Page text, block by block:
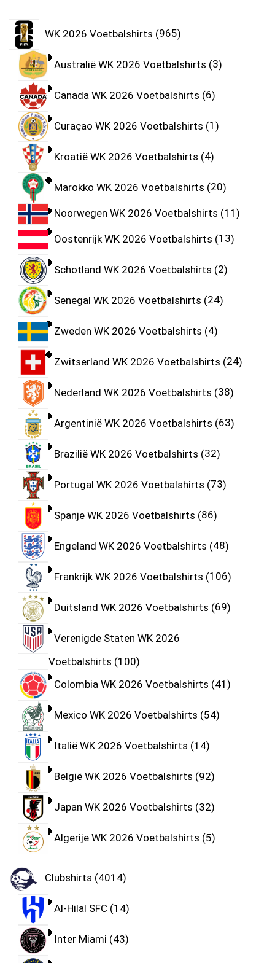
WK 2026 Voetbalshirts 965
Australië WK 2026 Voetbalshirts 3
Canada WK 2026 Voetbalshirts 6
Curaçao WK 2026 Voetbalshirts 1
Kroatië WK 2026 Voetbalshirts 4
Marokko WK 2026 Voetbalshirts 20
Noorwegen WK 2026 Voetbalshirts 11
Oostenrijk WK 2026 Voetbalshirts 13
Schotland WK 2026 Voetbalshirts 2
Senegal WK 2026 Voetbalshirts 24
Zweden WK 2026 Voetbalshirts 4
Zwitserland WK 2026 Voetbalshirts 24
Nederland WK 2026 Voetbalshirts 38
Argentinië WK 2026 Voetbalshirts 63
Brazilië WK 2026 Voetbalshirts 32
Portugal WK 2026 Voetbalshirts 73
Spanje WK 2026 Voetbalshirts 86
Engeland WK 2026 Voetbalshirts 48
Frankrijk WK 2026 Voetbalshirts 106
Duitsland WK 2026 Voetbalshirts 69
Verenigde Staten WK 2026
Voetbalshirts 100
Colombia WK 2026 Voetbalshirts 41
Mexico WK 2026 Voetbalshirts 54
Italië WK 2026 Voetbalshirts 14
België WK 2026 Voetbalshirts 92
Japan WK 2026 Voetbalshirts 32
Algerije WK 2026 Voetbalshirts 5
Clubshirts 4014
Al-Hilal SFC 14
Inter Miami 43